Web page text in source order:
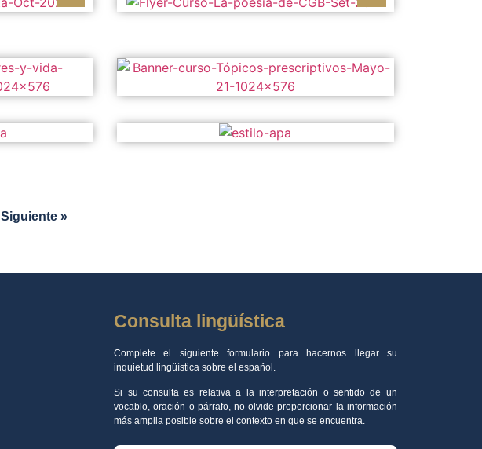
Siguiente »
Consulta lingüística
Complete el siguiente formulario para hacernos llegar su
inquietud lingüística sobre el español.
Si su consulta es relativa a la interpretación o sentido de un
vocablo, oración o párrafo, no olvide proporcionar la información
más amplia posible sobre el contexto en que se encuentra.